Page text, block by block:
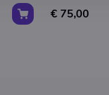
€ 75,00